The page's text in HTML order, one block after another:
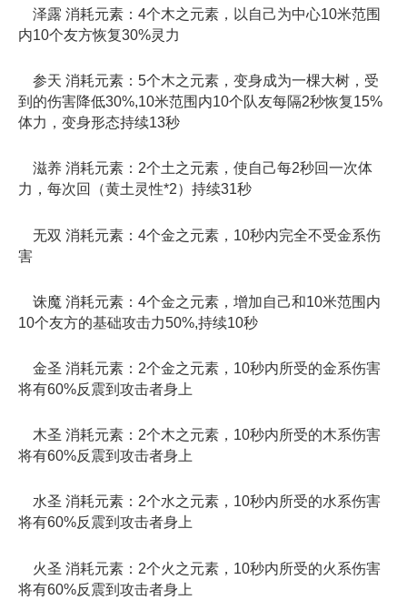
泽露 消耗元素：4个木之元素，以自己为中心10米范围
内10个友方恢复30%灵力
参天 消耗元素：5个木之元素，变身成为一棵大树，受
到的伤害降低30%,10米范围内10个队友每隔2秒恢复15%
体力，变身形态持续13秒
滋养 消耗元素：2个土之元素，使自己每2秒回一次体
力，每次回（黄土灵性*2）持续31秒
无双 消耗元素：4个金之元素，10秒内完全不受金系伤
害
诛魔 消耗元素：4个金之元素，增加自己和10米范围内
10个友方的基础攻击力50%,持续10秒
金圣 消耗元素：2个金之元素，10秒内所受的金系伤害
将有60%反震到攻击者身上
木圣 消耗元素：2个木之元素，10秒内所受的木系伤害
将有60%反震到攻击者身上
水圣 消耗元素：2个水之元素，10秒内所受的水系伤害
将有60%反震到攻击者身上
火圣 消耗元素：2个火之元素，10秒内所受的火系伤害
将有60%反震到攻击者身上